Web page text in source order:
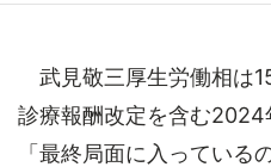
武見敬三厚生労働相は
診療報酬改定を含む2024
「最終局面に入っている